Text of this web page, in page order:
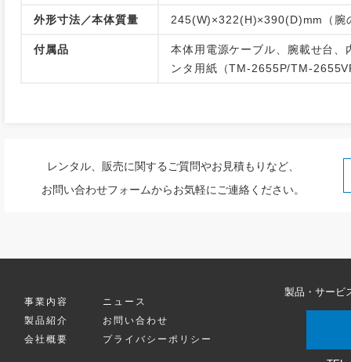
外形寸法／本体質量 245(W)×322(H)×390(D)mm（腕
付属品
本体用電源ケーブル、腕載せ台、
ンタ用紙（TM-2655P/TM-
レンタル、販売に関するご質問やお見積もりなど、
お問い合わせフォームからお気軽にご連絡ください。
事業内容
ニュース
製品紹介
お問い合わせ
会社概要
プライバシーポリシー
製品・サービ